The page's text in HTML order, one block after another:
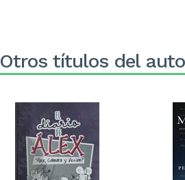
Otros títulos del